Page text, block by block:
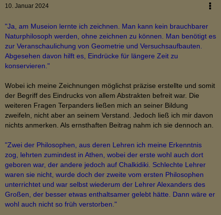
10. Januar 2024
"Ja, am Museion lernte ich zeichnen. Man kann kein brauchbarer
Naturphilosoph werden, ohne zeichnen zu können. Man benötigt es
zur Veranschaulichung von Geometrie und Versuchsaufbauten.
Abgesehen davon hilft es, Eindrücke für längere Zeit zu
konservieren."
Wobei ich meine Zeichnungen möglichst präzise erstellte und somit
der Begriff des Eindrucks von allem Abstrakten befreit war. Die
weiteren Fragen Terpanders ließen mich an seiner Bildung
zweifeln, nicht aber an seinem Verstand. Jedoch ließ ich mir davon
nichts anmerken. Als ernsthaften Beitrag nahm ich sie dennoch an.
"Zwei der Philosophen, aus deren Lehren ich meine Erkenntnis
zog, lehrten zumindest in Athen, wobei der erste wohl auch dort
geboren war, der andere jedoch auf Chalkidiki. Schlechte Lehrer
waren sie nicht, wurde doch der zweite vom ersten Philosophen
unterrichtet und war selbst wiederum der Lehrer Alexanders des
Großen, der besser etwas enthaltsamer gelebt hätte. Dann wäre er
wohl auch nicht so früh verstorben."